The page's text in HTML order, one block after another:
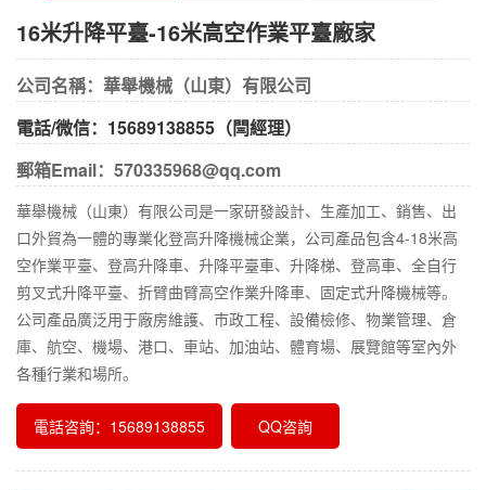
16米升降平臺-16米高空作業平臺廠家
公司名稱：華舉機械（山東）有限公司
電話/微信：15689138855（閆經理）
郵箱Email：570335968@qq.com
華舉機械（山東）有限公司是一家研發設計、生產加工、銷售、出
口外貿為一體的專業化登高升降機械企業，公司產品包含4-18米高
空作業平臺、登高升降車、升降平臺車、升降梯、登高車、全自行
剪叉式升降平臺、折臂曲臂高空作業升降車、固定式升降機械等。
公司產品廣泛用于廠房維護、市政工程、設備檢修、物業管理、倉
庫、航空、機場、港口、車站、加油站、體育場、展覽館等室內外
各種行業和場所。
電話咨詢：15689138855 QQ咨詢